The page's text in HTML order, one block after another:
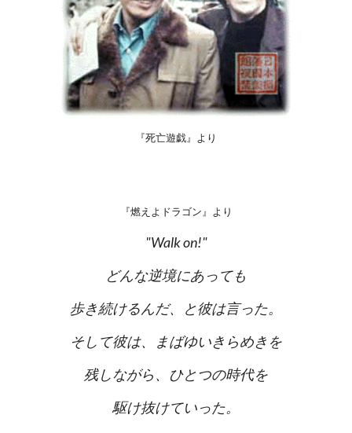
『死亡遊戯』より
『燃えよドラゴン』より
"Walk on!"
どんな逆境にあっても
歩き続けるんだ、と彼は言った。
そして彼は、まばゆいきらめきを
残しながら、ひとつの時代を
駆け抜けていった。